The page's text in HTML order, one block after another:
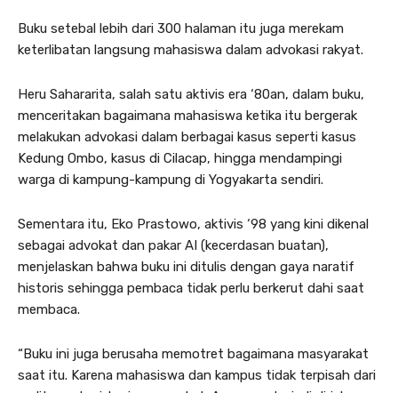
Buku setebal lebih dari 300 halaman itu juga merekam
keterlibatan langsung mahasiswa dalam advokasi rakyat.
Heru Sahararita, salah satu aktivis era ‘80an, dalam buku,
menceritakan bagaimana mahasiswa ketika itu bergerak
melakukan advokasi dalam berbagai kasus seperti kasus
Kedung Ombo, kasus di Cilacap, hingga mendampingi
warga di kampung-kampung di Yogyakarta sendiri.
Sementara itu, Eko Prastowo, aktivis ‘98 yang kini dikenal
sebagai advokat dan pakar AI (kecerdasan buatan),
menjelaskan bahwa buku ini ditulis dengan gaya naratif
historis sehingga pembaca tidak perlu berkerut dahi saat
membaca.
“Buku ini juga berusaha memotret bagaimana masyarakat
saat itu. Karena mahasiswa dan kampus tidak terpisah dari